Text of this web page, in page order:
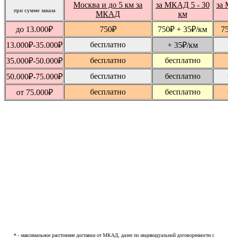
при сумме заказа
Москва и до 5 км за
МКАД
за МКАД 5 - 30
км
за
до 13.000₽ 750₽ 750₽ + 35₽/км
13.000₽-35.000₽ бесплатно + 35₽/км
35.000₽-50.000₽ бесплатно
бесплатно
50.000₽-75.000₽ бесплатно бесплатно
от 75.000₽ бесплатно бесплатно
* - максимальное расстояние доставки от МКАД, далее по индивидуальной договоренности с